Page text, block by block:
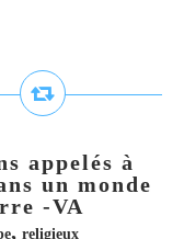
appelés à
un monde
-VA
, religieux